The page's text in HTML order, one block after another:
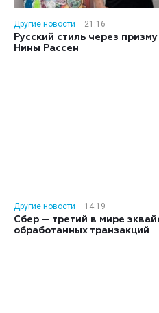
Другие новости
21:16
Русский стиль через
Нины Рассен
Другие новости
14:19
Сбер — третий в мире
обработанных транзакций